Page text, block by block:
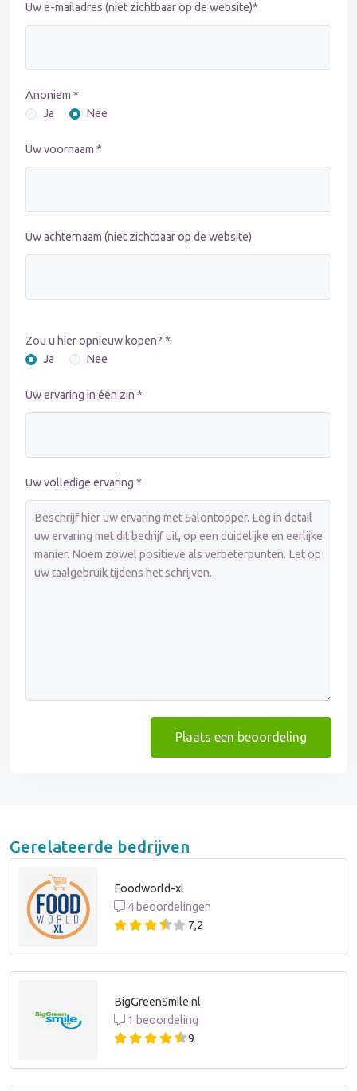
Uw e-mailadres (niet zichtbaar op de website)*
Anoniem *
Ja
Nee
Uw voornaam *
Uw achternaam (niet zichtbaar op de website)
Zou u hier opnieuw kopen? *
Ja
Nee
Uw ervaring in één zin *
Uw volledige ervaring *
Plaats een beoordeling
Gerelateerde bedrijven
Foodworld-xl
4 beoordelingen
7,2
BigGreenSmile.nl
1 beoordeling
9